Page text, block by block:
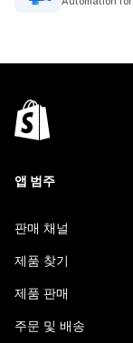
앱 범주
판매 채널
제품 찾기
제품 판매
주문 및 배송